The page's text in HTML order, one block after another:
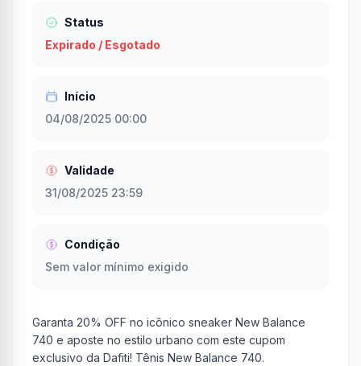
Status
Expirado / Esgotado
Início
04/08/2025 00:00
Validade
31/08/2025 23:59
Condição
Sem valor mínimo exigido
Garanta 20% OFF no icônico sneaker New Balance
740 e aposte no estilo urbano com este cupom
exclusivo da Dafiti! Tênis New Balance 740.